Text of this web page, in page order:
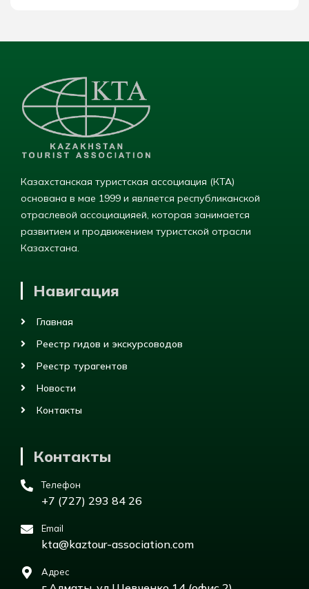
Казахстанская туристская ассоциация (КТА)
основана в мае 1999 и является республиканской
отраслевой ассоциацияей, которая занимается
развитием и продвижением туристской отрасли
Казахстана.
Навигация
Главная
Реестр гидов и экскурсоводов
Реестр турагентов
Новости
Контакты
Контакты
Телефон
+7 (727) 293 84 26
Email
kta@kaztour-association.com
Адрес